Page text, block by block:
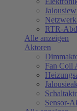
RTR-
Alle anzeigen
Aktoren
Fan Coil
Sensor-